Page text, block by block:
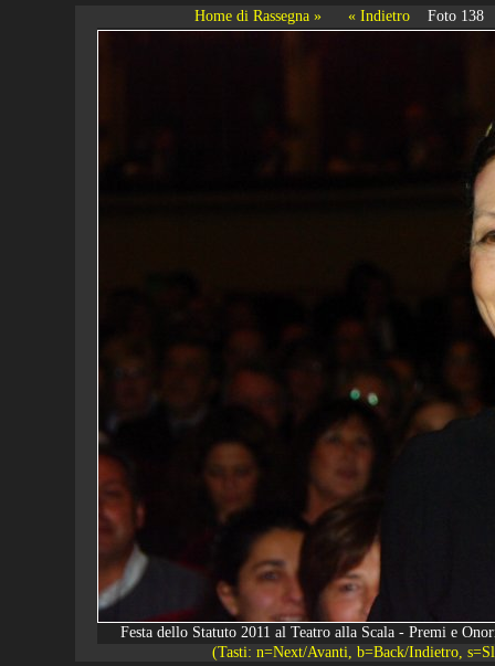
Home di Rassegna » « Indietro Foto 138
Festa dello Statuto 2011 al Teatro alla Scala - Premi e
(Tasti: n=Next/Avanti, b=Back/Indietro,